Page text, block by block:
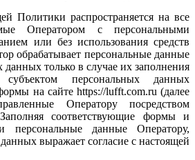
Политики распространяется на все
Оператором с персональными
или без использования средств
обрабатывает персональные данные
данных только в случае их заполнения
персональных данных
на сайте https://lufft.com.ru (далее
Оператору посредством
соответствующие формы и
персональные данные Оператору,
выражает согласие с настоящей